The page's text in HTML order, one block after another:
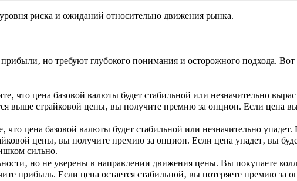
риска и ожиданий относительно движения рынка.
но требуют глубокого понимания и осторожного подхода. Вот
что цена базовой валюты будет стабильной или незначительно
выше страйковой цены‚ вы получите премию за опцион. Если цена
что цена базовой валюты будет стабильной или незначительно
цены‚ вы получите премию за опцион. Если цена упадет‚ вы
сильно.
но не уверены в направлении движения цены. Вы покупаете
прибыль. Если цена остается стабильной‚ вы потеряете премию за